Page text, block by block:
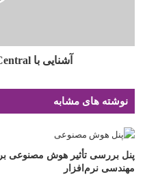
آشنایی با Maven Central و JCenter
نوشته های مشابه
پنل بررسی تأثیر هوش مصنوعی بر
مهندسی نرم‌افزار